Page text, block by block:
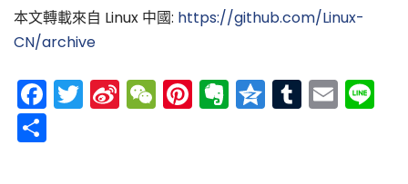
本文轉載來自 Linux 中國: https://github.com/Linux-
CN/archive
Facebook
Twitter
Sina
Weibo
WeChat
Pinterest
Evernote
Qzone
Tumblr